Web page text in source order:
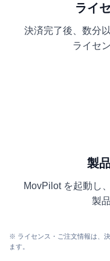
ライ
決済完了後、数分
ライセ
製
MovPilot を起動し
製
※ ライセンス・ご注文情報は、
ます。